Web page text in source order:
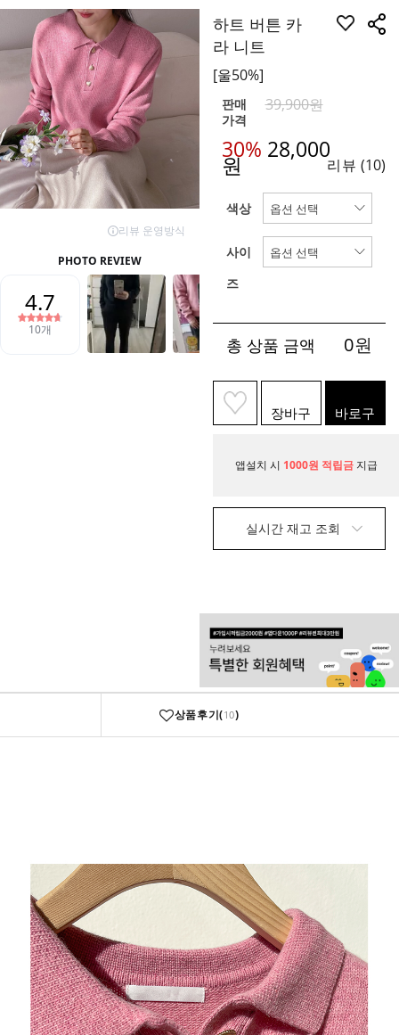
하트 버튼 카
라 니트
[울50%]
판매
가격
39,900원
30% 28,000
원 리뷰 (10)
색상
사이
즈
총 상품 금액 0원
장바구
니
바로구
매
앱설치 시 1000원 적립금 지급
실시간 재고 조회
상품후기(10)